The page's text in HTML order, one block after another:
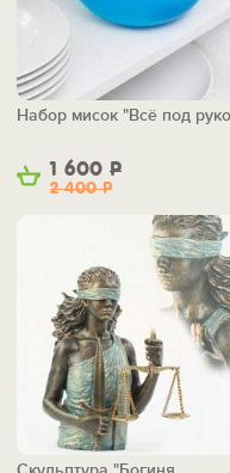
1 600 Р
2 400Р
Набор мисок "Всё под